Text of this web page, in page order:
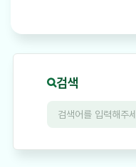
검색